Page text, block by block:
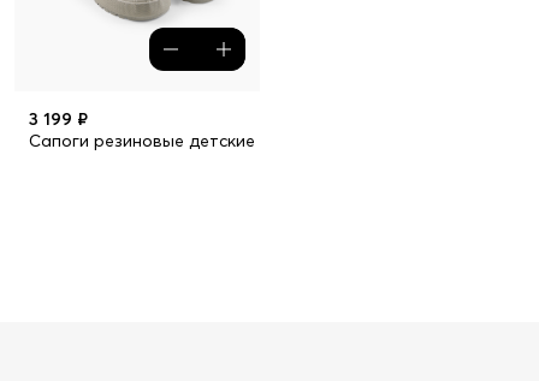
3 199 ₽
Сапоги резиновые детские